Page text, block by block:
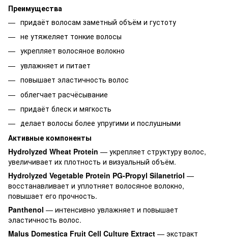
Преимущества
придаёт волосам заметный объём и густоту
не утяжеляет тонкие волосы
укрепляет волосяное волокно
увлажняет и питает
повышает эластичность волос
облегчает расчёсывание
придаёт блеск и мягкость
делает волосы более упругими и послушными
Активные компоненты
Hydrolyzed Wheat Protein — укрепляет структуру волос,
увеличивает их плотность и визуальный объём.
Hydrolyzed Vegetable Protein PG-Propyl Silanetriol —
восстанавливает и уплотняет волосяное волокно,
повышает его прочность.
Panthenol — интенсивно увлажняет и повышает
эластичность волос.
Malus Domestica Fruit Cell Culture Extract — экстракт